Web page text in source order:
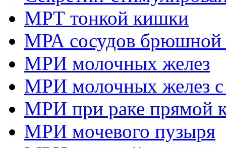
МРТ тонкой кишки
МРА сосудов брюшной
МРИ молочных желез
МРИ молочных желез
МРИ при раке прямой
МРИ мочевого пузыря